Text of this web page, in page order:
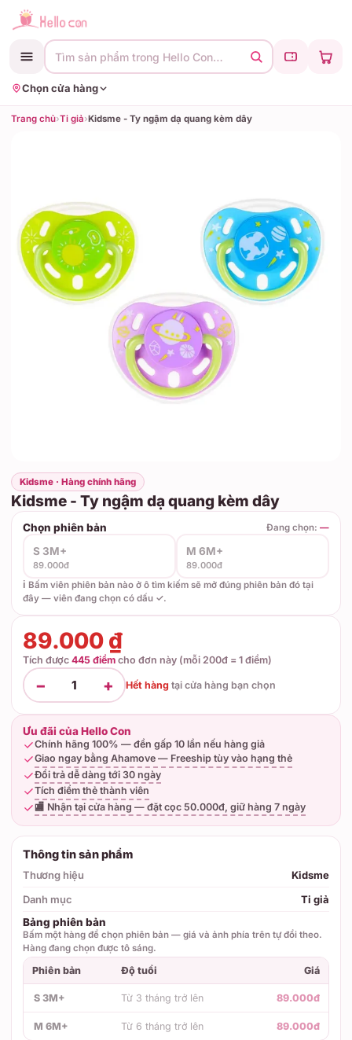
Tìm sản phẩm trong Hello Con…
Chọn cửa hàng
Trang chủ›Ti giả›Kidsme - Ty ngậm dạ quang kèm dây
Kidsme · Hàng chính hãng
Kidsme - Ty ngậm dạ quang kèm dây
Chọn phiên bản Đang chọn: —
S 3M+
89.000đ
M 6M+
89.000đ
ℹ️ Bấm viên phiên bản nào ở ô tìm kiếm sẽ mở đúng phiên bản đó tại
đây — viên đang chọn có dấu ✓.
89.000 ₫
Tích được 445 điểm cho đơn này (mỗi 200đ = 1 điểm)
− 1 + Hết hàng tại cửa hàng bạn chọn
Ưu đãi của Hello Con
Chính hãng 100% — đền gấp 10 lần nếu hàng giả
Giao ngay bằng Ahamove — Freeship tùy vào hạng thẻ
Đổi trả dễ dàng tới 30 ngày
Tích điểm thẻ thành viên
🏬 Nhận tại cửa hàng — đặt cọc 50.000đ, giữ hàng 7 ngày
Thông tin sản phẩm
Thương hiệu
Kidsme
Danh mục
Ti giả
Bảng phiên bản
Bấm một hàng để chọn phiên bản — giá và ảnh phía trên tự đổi theo.
Hàng đang chọn được tô sáng.
Phiên bản Độ tuổi Giá
S 3M+ Từ 3 tháng trở lên 89.000đ
M 6M+ Từ 6 tháng trở lên 89.000đ